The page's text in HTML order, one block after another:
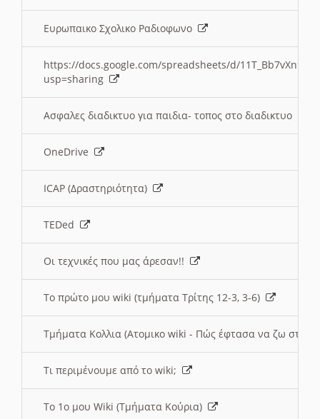
Ευρωπαικο Σχολικο Ραδιοφωνο
https://docs.google.com/spreadsheets/d/
usp=sharing
Ασφαλες διαδικτυο για παιδια- τοπος στο διαδικτυο
OneDrive
ICAP (Δραστηριότητα)
TEDed
Οι τεχνικές που μας άρεσαν!!
Το πρώτο μου wiki (τμήματα Τρίτης 12-3, 3-6)
Τμήματα Κολλια (Ατομικο wiki - Πώς έφτασα να ζω στην
Τι περιμένουμε από το wiki;
Το 1ο μου Wiki (Τμήματα Κούρια)